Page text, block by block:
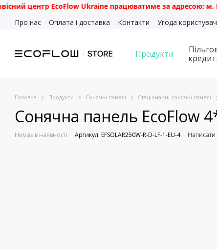
Перейти до основного контенту
EcoFlow Ukraine працюватиме за адресою: м. Київ,
Про нас
Оплата і доставка Контакти Угода
Продукти
Головна Продукти Сонячні панелі Стаціонарні сонячні панелі
Сонячна панель EcoFlow
Немає в наявності Артикул: EFSOLAR250W-R-D-LF-1-EU-4 Написати